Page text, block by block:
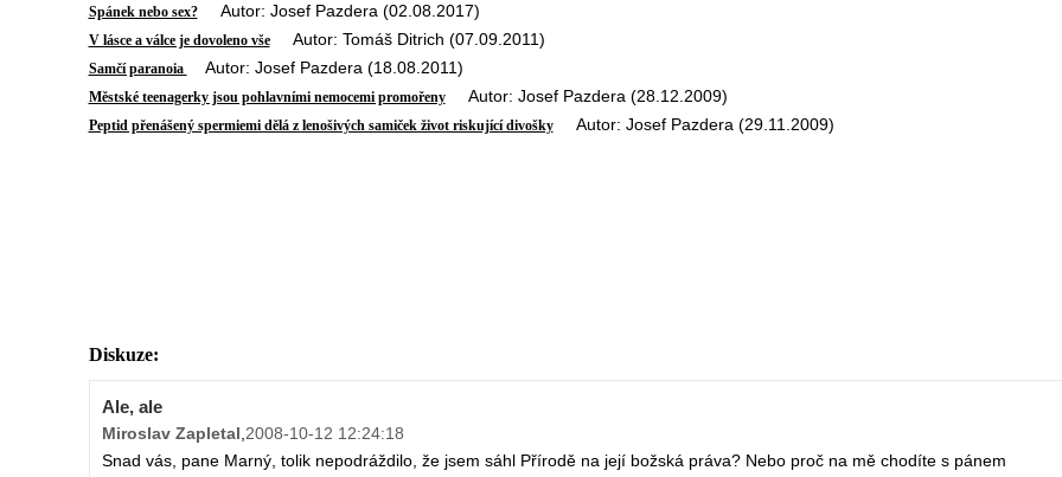
Spánek nebo sex?Autor: Josef Pazdera (02.08.2017)
V lásce a válce je dovoleno všeAutor: Tomáš Ditrich (07.09.2011)
Samčí paranoia Autor: Josef Pazdera (18.08.2011)
Městské teenagerky jsou pohlavními nemocemi promořenyAutor: Josef Pazdera (28.12.2009)
Peptid přenášený spermiemi dělá z lenošivých samiček život riskující divoškyAutor: Josef Pazdera (29.11.2009)
Diskuze:
Ale, ale
Miroslav Zapletal,2008-10-12 12:24:18
Snad vás, pane Marný, tolik nepodráždilo, že jsem sáhl Přírodě na její božská práva? Nebo proč na mě chodíte s pánem